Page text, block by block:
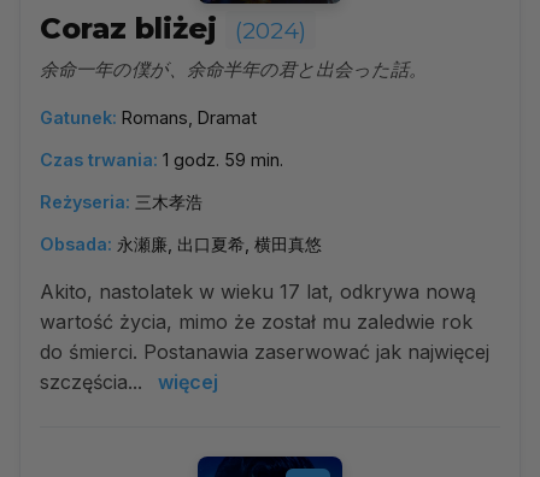
Coraz bliżej (2024)
余命一年の僕が、余命半年の君と出会った話。
Gatunek: Romans, Dramat
Czas trwania: 1 godz. 59 min.
Reżyseria: 三木孝浩
Obsada: 永瀬廉, 出口夏希, 横田真悠
Akito, nastolatek w wieku 17 lat, odkrywa nową
wartość życia, mimo że został mu zaledwie rok
do śmierci. Postanawia zaserwować jak najwięcej
szczęścia...
więcej